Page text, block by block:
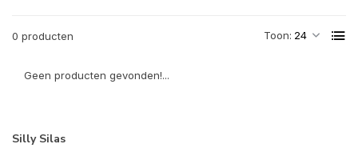
0 producten Toon:
Geen producten gevonden!...
Silly Silas